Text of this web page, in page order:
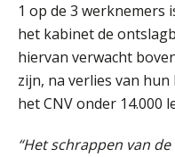
1 op de 3 werknemers
het kabinet de
hiervan verwacht
zijn, na verlies van
het CNV onder 14.000
“Het schrappen van
08
SEP
08